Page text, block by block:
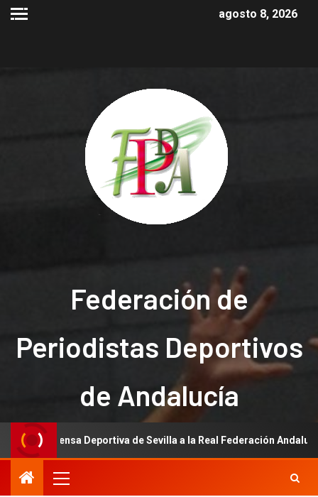
agosto 8, 2026
Federación de
Periodistas Deportivos
de Andalucía
Deportiva de Sevilla a la Real Federación Andaluza de